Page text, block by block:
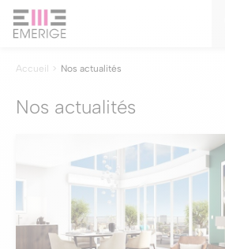
Accueil Nos actualités
Nos actualités